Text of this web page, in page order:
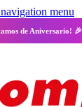
menu
de Aniversario! 🎉